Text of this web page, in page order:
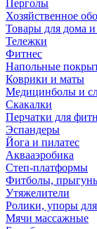
Перголы
Хозяйственное
Товары для дома и
Тележки
Фитнес
Напольные
Коврики и маты
Медицинболы и
Скакалки
Перчатки для
Эспандеры
Йога и пилатес
Аквааэробика
Степ-платформы
Фитболы,
Утяжелители
Ролики, упоры
Мячи массажные